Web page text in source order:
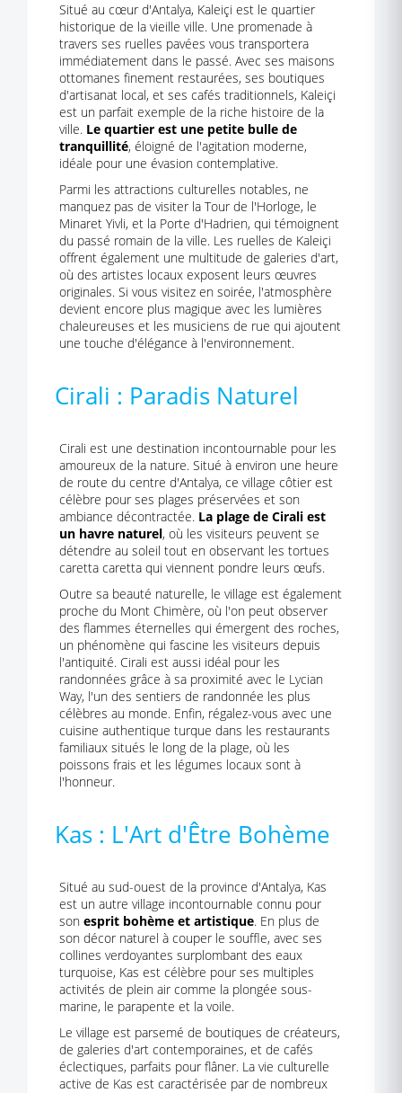
Situé au cœur d'Antalya, Kaleiçi est le quartier
historique de la vieille ville. Une promenade à
travers ses ruelles pavées vous transportera
immédiatement dans le passé. Avec ses maisons
ottomanes finement restaurées, ses boutiques
d'artisanat local, et ses cafés traditionnels, Kaleiçi
est un parfait exemple de la riche histoire de la
ville. Le quartier est une petite bulle de
tranquillité, éloigné de l'agitation moderne,
idéale pour une évasion contemplative.
Parmi les attractions culturelles notables, ne
manquez pas de visiter la Tour de l'Horloge, le
Minaret Yivli, et la Porte d'Hadrien, qui témoignent
du passé romain de la ville. Les ruelles de Kaleiçi
offrent également une multitude de galeries d'art,
où des artistes locaux exposent leurs œuvres
originales. Si vous visitez en soirée, l'atmosphère
devient encore plus magique avec les lumières
chaleureuses et les musiciens de rue qui ajoutent
une touche d'élégance à l'environnement.
Cirali : Paradis Naturel
Cirali est une destination incontournable pour les
amoureux de la nature. Situé à environ une heure
de route du centre d'Antalya, ce village côtier est
célèbre pour ses plages préservées et son
ambiance décontractée. La plage de Cirali est
un havre naturel, où les visiteurs peuvent se
détendre au soleil tout en observant les tortues
caretta caretta qui viennent pondre leurs œufs.
Outre sa beauté naturelle, le village est également
proche du Mont Chimère, où l'on peut observer
des flammes éternelles qui émergent des roches,
un phénomène qui fascine les visiteurs depuis
l'antiquité. Cirali est aussi idéal pour les
randonnées grâce à sa proximité avec le Lycian
Way, l'un des sentiers de randonnée les plus
célèbres au monde. Enfin, régalez-vous avec une
cuisine authentique turque dans les restaurants
familiaux situés le long de la plage, où les
poissons frais et les légumes locaux sont à
l'honneur.
Kas : L'Art d'Être Bohème
Situé au sud-ouest de la province d'Antalya, Kas
est un autre village incontournable connu pour
son esprit bohème et artistique. En plus de
son décor naturel à couper le souffle, avec ses
collines verdoyantes surplombant des eaux
turquoise, Kas est célèbre pour ses multiples
activités de plein air comme la plongée sous-
marine, le parapente et la voile.
Le village est parsemé de boutiques de créateurs,
de galeries d'art contemporaines, et de cafés
éclectiques, parfaits pour flâner. La vie culturelle
active de Kas est caractérisée par de nombreux